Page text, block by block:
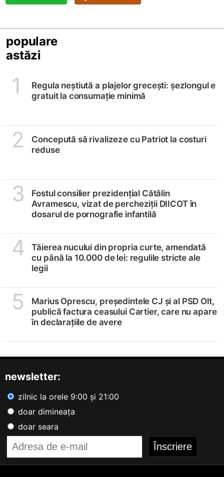
populare
astăzi
1
Regula neștiută a plajelor grecești: șezlongul e
gratuit la consumație minimă
2
Concepută să rivalizeze cu Patriot la costuri
reduse
3
Fostul consilier prezidențial Cătălin
Avramescu, vizat de percheziții DIICOT în
dosarul de pornografie infantilă
4
Tăierea nucului din propria curte, amendată
cu până la 10.000 de lei: regulile stricte ale
legii
5
Marius Oprescu, președintele CJ și al PSD Olt,
publică factura ceasului Cartier, care nu apare
în declarațiile de avere
newsletter:
zilnic la orele 9:00 și 21:00
doar dimineața
doar seara